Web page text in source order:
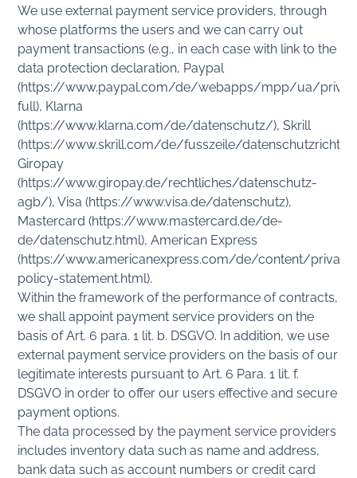
We use external payment service providers, through
whose platforms the users and we can carry out
payment transactions (e.g., in each case with link to the
data protection declaration, Paypal
(https://www.paypal.com/de/webapps/mpp/ua/
full), Klarna
(https://www.klarna.com/de/datenschutz/), Skrill
(https://www.skrill.com/de/fusszeile/
Giropay
(https://www.giropay.de/rechtliches/datenschutz-
agb/), Visa (https://www.visa.de/datenschutz),
Mastercard (https://www.mastercard.de/de-
de/datenschutz.html), American Express
(https://www.americanexpress.com/de/content/
policy-statement.html).
Within the framework of the performance of contracts,
we shall appoint payment service providers on the
basis of Art. 6 para. 1 lit. b. DSGVO. In addition, we use
external payment service providers on the basis of our
legitimate interests pursuant to Art. 6 Para. 1 lit. f.
DSGVO in order to offer our users effective and secure
payment options.
The data processed by the payment service providers
includes inventory data such as name and address,
bank data such as account numbers or credit card